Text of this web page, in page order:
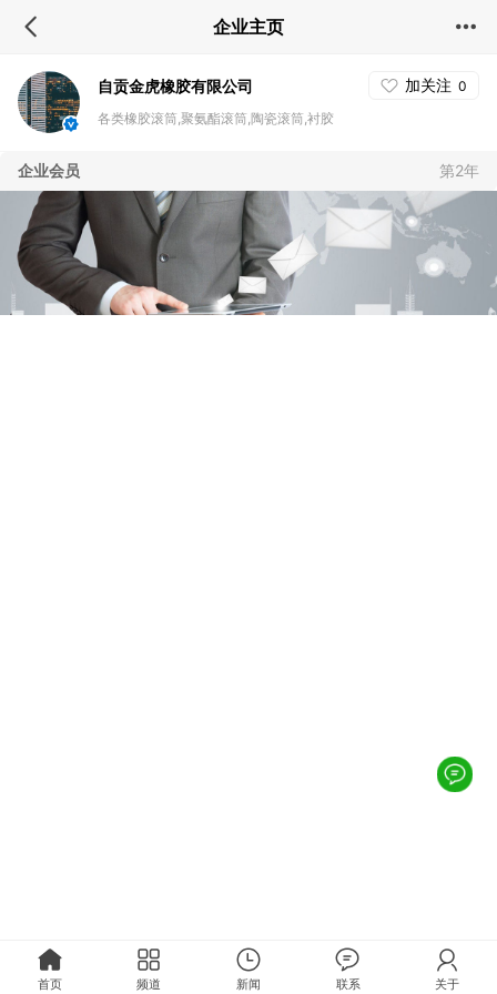
企业主页
自贡金虎橡胶有限公司 加关注 0
各类橡胶滚筒,聚氨酯滚筒,陶瓷滚筒,衬胶
企业会员 第2年
首页 频道 新闻 联系 关于